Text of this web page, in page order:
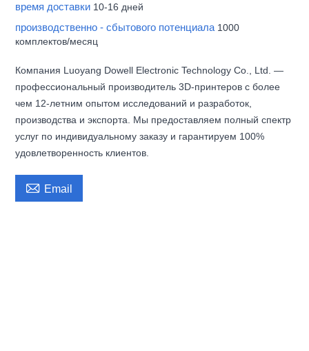
время доставки 10-16 дней
производственно - сбытового потенциала 1000
комплектов/месяц
Компания Luoyang Dowell Electronic Technology Co., Ltd. —
профессиональный производитель 3D-принтеров с более
чем 12-летним опытом исследований и разработок,
производства и экспорта. Мы предоставляем полный спектр
услуг по индивидуальному заказу и гарантируем 100%
удовлетворенность клиентов.
 Email